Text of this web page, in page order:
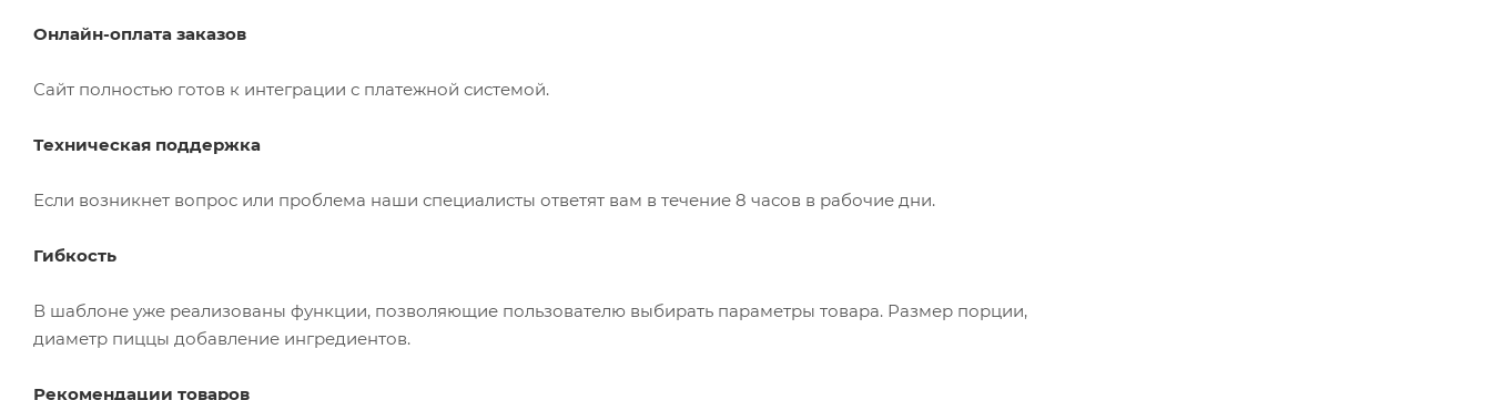
Онлайн-оплата заказов
Сайт полностью готов к интеграции с платежной системой.
Техническая поддержка
Если возникнет вопрос или проблема наши специалисты ответят вам в течение 8 часов в рабочие дни.
Гибкость
В шаблоне уже реализованы функции, позволяющие пользователю выбирать параметры товара. Размер порции,
диаметр пиццы добавление ингредиентов.
Рекомендации товаров